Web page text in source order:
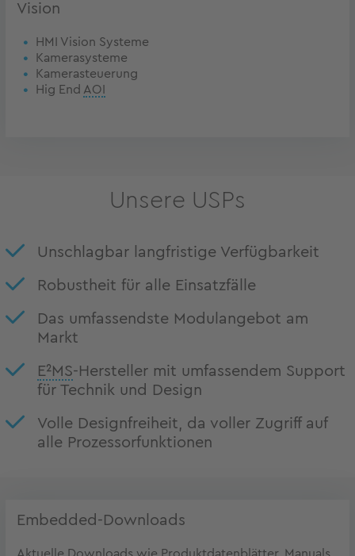
Vision
HMI Vision Systeme
Kamerasysteme
Kamerasteuerung
Hig End AOI
Unsere USPs
Unschlagbar langfristige Verfügbarkeit
Robustheit für alle Einsatzfälle
Das umfassendste Modulangebot am
Markt
E²MS-Hersteller mit umfassendem Support
für Technik und Design
Volle Designfreiheit, da voller Zugriff auf
alle Prozessorfunktionen
Embedded-Downloads